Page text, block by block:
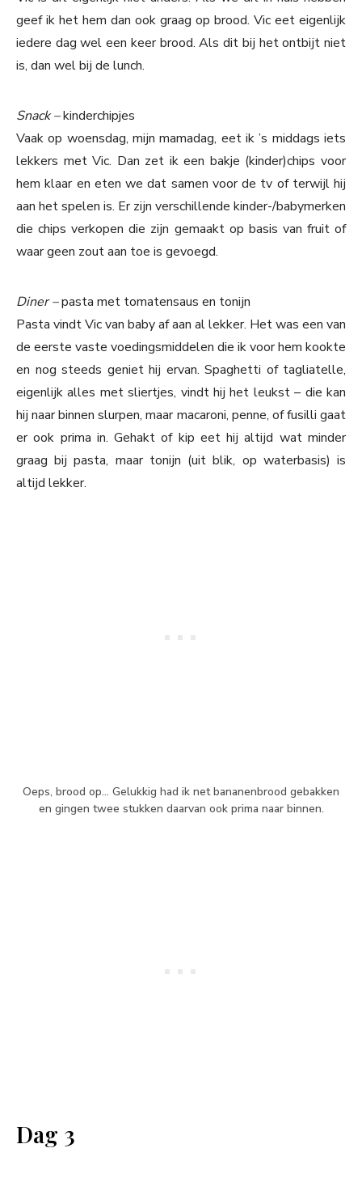
geef ik het hem dan ook graag op brood. Vic eet eigenlijk
iedere dag wel een keer brood. Als dit bij het ontbijt niet
is, dan wel bij de lunch.
Snack –kinderchipjes
Vaak op woensdag, mijn mamadag, eet ik ’s middags iets
lekkers met Vic. Dan zet ik een bakje (kinder)chips voor
hem klaar en eten we dat samen voor de tv of terwijl hij
aan het spelen is. Er zijn verschillende kinder-/babymerken
die chips verkopen die zijn gemaakt op basis van fruit of
waar geen zout aan toe is gevoegd.
Diner –pasta met tomatensaus en tonijn
Pasta vindt Vic van baby af aan al lekker. Het was een van
de eerste vaste voedingsmiddelen die ik voor hem kookte
en nog steeds geniet hij ervan. Spaghetti of tagliatelle,
eigenlijk alles met sliertjes, vindt hij het leukst – die kan
hij naar binnen slurpen, maar macaroni, penne, of fusilli gaat
er ook prima in. Gehakt of kip eet hij altijd wat minder
graag bij pasta, maar tonijn (uit blik, op waterbasis) is
altijd lekker.
Oeps, brood op… Gelukkig had ik net bananenbrood gebakken
en gingen twee stukken daarvan ook prima naar binnen.
Dag 3